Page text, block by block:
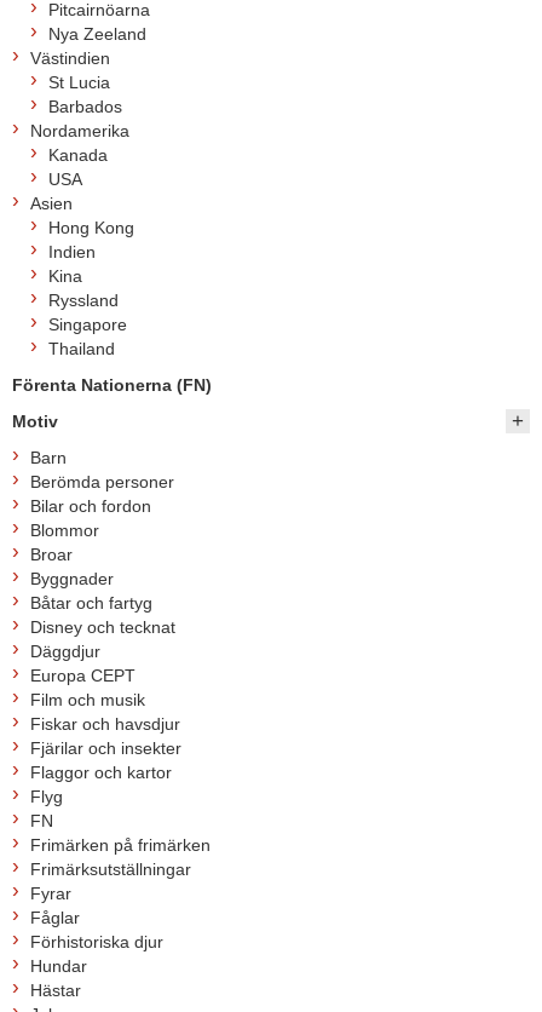
Pitcairnöarna
Nya Zeeland
Västindien
St Lucia
Barbados
Nordamerika
Kanada
USA
Asien
Hong Kong
Indien
Kina
Ryssland
Singapore
Thailand
Förenta Nationerna (FN)
Motiv
Barn
Berömda personer
Bilar och fordon
Blommor
Broar
Byggnader
Båtar och fartyg
Disney och tecknat
Däggdjur
Europa CEPT
Film och musik
Fiskar och havsdjur
Fjärilar och insekter
Flaggor och kartor
Flyg
FN
Frimärken på frimärken
Frimärksutställningar
Fyrar
Fåglar
Förhistoriska djur
Hundar
Hästar